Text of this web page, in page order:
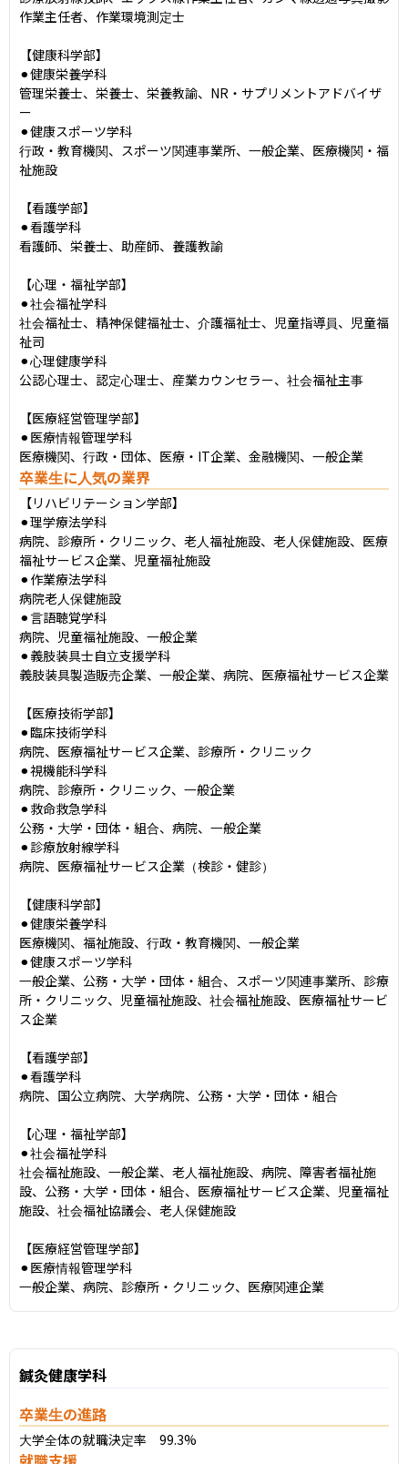
作業主任者、作業環境測定士
【健康科学部】
⚫︎健康栄養学科
管理栄養士、栄養士、栄養教諭、NR・サプリメントアドバイザ
ー
⚫︎健康スポーツ学科
行政・教育機関、スポーツ関連事業所、一般企業、医療機関・福
祉施設
【看護学部】
⚫︎看護学科
看護師、栄養士、助産師、養護教諭
【心理・福祉学部】
⚫︎社会福祉学科
社会福祉士、精神保健福祉士、介護福祉士、児童指導員、児童福
祉司
⚫︎心理健康学科
公認心理士、認定心理士、産業カウンセラー、社会福祉主事
【医療経営管理学部】
⚫︎医療情報管理学科
医療機関、行政・団体、医療・IT企業、金融機関、一般企業
卒業生に人気の業界
【リハビリテーション学部】
⚫︎理学療法学科
病院、診療所・クリニック、老人福祉施設、老人保健施設、医療
福祉サービス企業、児童福祉施設
⚫︎作業療法学科
病院老人保健施設
⚫︎言語聴覚学科
病院、児童福祉施設、一般企業
⚫︎義肢装具士自立支援学科
義肢装具製造販売企業、一般企業、病院、医療福祉サービス企業
【医療技術学部】
⚫︎臨床技術学科
病院、医療福祉サービス企業、診療所・クリニック
⚫︎視機能科学科
病院、診療所・クリニック、一般企業
⚫︎救命救急学科
公務・大学・団体・組合、病院、一般企業
⚫︎診療放射線学科
病院、医療福祉サービス企業（検診・健診）
【健康科学部】
⚫︎健康栄養学科
医療機関、福祉施設、行政・教育機関、一般企業
⚫︎健康スポーツ学科
一般企業、公務・大学・団体・組合、スポーツ関連事業所、診療
所・クリニック、児童福祉施設、社会福祉施設、医療福祉サービ
ス企業
【看護学部】
⚫︎看護学科
病院、国公立病院、大学病院、公務・大学・団体・組合
【心理・福祉学部】
⚫︎社会福祉学科
社会福祉施設、一般企業、老人福祉施設、病院、障害者福祉施
設、公務・大学・団体・組合、医療福祉サービス企業、児童福祉
施設、社会福祉協議会、老人保健施設
【医療経営管理学部】
⚫︎医療情報管理学科
一般企業、病院、診療所・クリニック、医療関連企業
鍼灸健康学科
卒業生の進路
大学全体の就職決定率　99.3%